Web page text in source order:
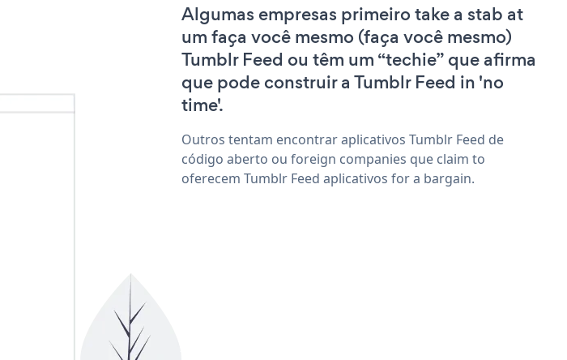
Algumas empresas primeiro take a stab at
um faça você mesmo (faça você mesmo)
Tumblr Feed ou têm um “techie” que afirma
que pode construir a Tumblr Feed in 'no
time'.
Outros tentam encontrar aplicativos Tumblr Feed de
código aberto ou foreign companies que claim to
oferecem Tumblr Feed aplicativos for a bargain.